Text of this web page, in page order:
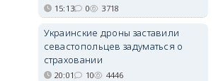
15:13 0 3718
Украинские дроны заставили
севастопольцев задуматься о
страховании
20:01 10 4446